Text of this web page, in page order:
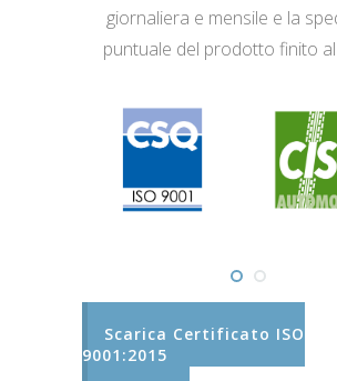
giornaliera e mensile e la
puntuale del prodotto finito
Scarica Certificato ISO
9001:2015